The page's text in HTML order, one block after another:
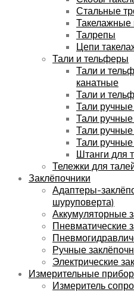
Стальные
Такелажные
Талрепы
Цепи
Тали и тельферы
Тали и
канатные
Тали и
Тали
Тали
Тали
Тали
Штанги для
Тележки для
Заклёпочники
Адаптеры-
шуруповерта)
Аккумуляторные
Пневматические
Ручные
Электрические
Измерительные
Измеритель